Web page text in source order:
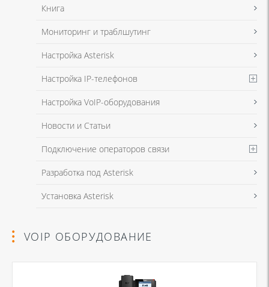
Книга
Мониторинг и траблшутинг
Настройка Asterisk
Настройка IP-телефонов
Настройка VoIP-оборудования
Новости и Статьи
Подключение операторов связи
Разработка под Asterisk
Установка Asterisk
VOIP ОБОРУДОВАНИЕ